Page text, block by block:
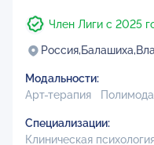
Член Лиги с 2025
Россия,Балашиха,
Модальности:
Арт-терапия
Специализации:
Клиническая